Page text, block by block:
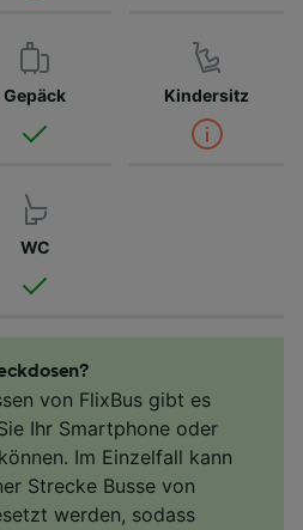
Gepäck Kindersitz
WC
von FlixBus gibt es
Ihr Smartphone oder
Im Einzelfall kann
Strecke Busse von
werden, sodass